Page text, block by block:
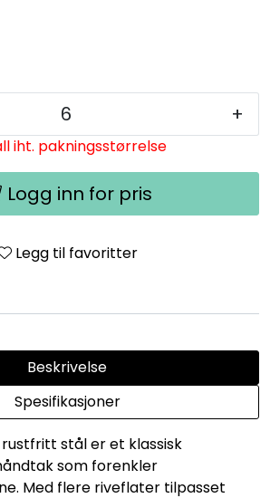
+
iht. pakningsstørrelse
Logg inn for pris
Legg til favoritter
Beskrivelse
Spesifikasjoner
rustfritt stål er et klassisk
som forenkler
Med flere riveflater tilpasset